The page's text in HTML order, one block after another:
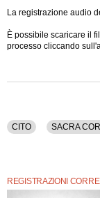
La registrazione audio
È possibile scaricare il
processo cliccando
CITO SACRA
REGISTRAZIONI